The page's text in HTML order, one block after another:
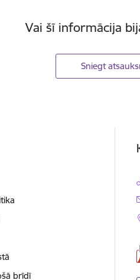
Vai šī informācija
Sniegt
brīdī